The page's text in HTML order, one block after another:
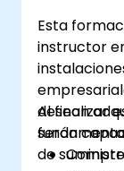
S/
Esta
instructor
desean
de
Al finalizar
serán